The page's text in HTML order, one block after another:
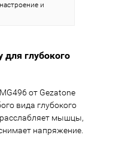
и
глубокого
от Gezatone
вида глубокого
мышцы,
напряжение.